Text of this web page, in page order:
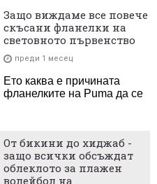
Защо виждаме все повече
скъсани фланелки на
световното първенство
преди 1 месец
Ето каква е причината
фланелките на Puma да се
От бикини до хиджаб -
защо всички обсъждат
облеклото за плажен
волейбол на